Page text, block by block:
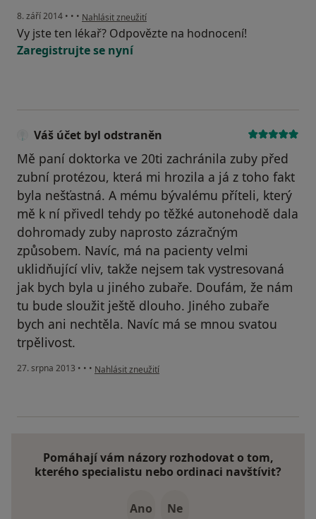
8. září 2014 • • • podle názoru uživatele Váš účet byl odstraněn
Nahlásit zneužití
Vy jste ten lékař? Odpovězte na hodnocení!
Zaregistrujte se nyní
Váš účet byl odstraněn
Mě paní doktorka ve 20ti zachránila zuby před
zubní protézou, která mi hrozila a já z toho fakt
byla nešťastná. A mému bývalému příteli, který
mě k ní přivedl tehdy po těžké autonehodě dala
dohromady zuby naprosto zázračným
způsobem. Navíc, má na pacienty velmi
uklidňující vliv, takže nejsem tak vystresovaná
jak bych byla u jiného zubaře. Doufám, že nám
tu bude sloužit ještě dlouho. Jiného zubaře
bych ani nechtěla. Navíc má se mnou svatou
trpělivost.
27. srpna 2013 • • • podle názoru uživatele Váš účet byl odstraněn
Nahlásit zneužití
Pomáhají vám názory rozhodovat o tom,
kterého specialistu nebo ordinaci navštívit?
Ano Ne